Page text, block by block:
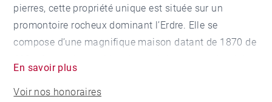
pierres, cette propriété unique est située sur un
promontoire rocheux dominant l’Erdre. Elle se
compose d’une magnifique maison datant de 1870 de
9600 m² riche d’une multitude d’essences : Camélias,
Cèdres, Séquoia Gigantea… Au rez-de-chaussée, une
En savoir plus
Voir nos honoraires